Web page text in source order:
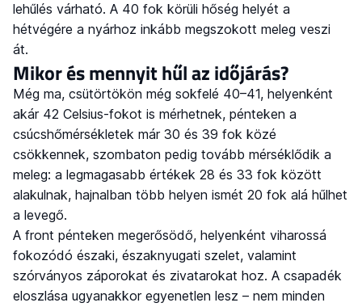
lehűlés várható. A 40 fok körüli hőség helyét a
hétvégére a nyárhoz inkább megszokott meleg veszi
át.
Mikor és mennyit hűl az időjárás?
Még ma, csütörtökön még sokfelé 40–41, helyenként
akár 42 Celsius-fokot is mérhetnek, pénteken a
csúcshőmérsékletek már 30 és 39 fok közé
csökkennek, szombaton pedig tovább mérséklődik a
meleg: a legmagasabb értékek 28 és 33 fok között
alakulnak, hajnalban több helyen ismét 20 fok alá hűlhet
a levegő.
A front pénteken megerősödő, helyenként viharossá
fokozódó északi, északnyugati szelet, valamint
szórványos záporokat és zivatarokat hoz. A csapadék
eloszlása ugyanakkor egyenetlen lesz – nem minden